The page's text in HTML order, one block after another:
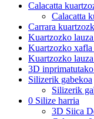
Calacatta
Calacatta
Carrara
Kuartzozko
Kuartzozko xafla
Kuartzozko
3D
Silizerik gabekoa
Silizerik
0 Silize harria
3D Siica